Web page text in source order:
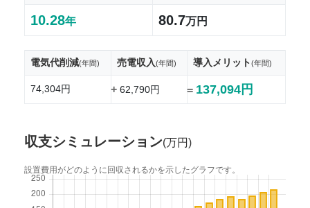
10.28年 80.7万円
電気代削減(年間) 売電収入(年間) 導入メリット(年間)
74,304円 +62,790円 = 137,094円
収支シミュレーション(万円)
設置費用がどのように回収されるかを示したグラフです。